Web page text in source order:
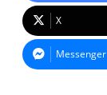
X
Messenger